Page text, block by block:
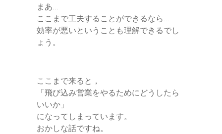
まあ…
ここまで工夫することができるなら…
効率が悪いということも理解できるでし
ょう。
ここまで来ると，
「飛び込み営業をやるためにどうしたら
いいか」
になってしまっています。
おかしな話ですね。